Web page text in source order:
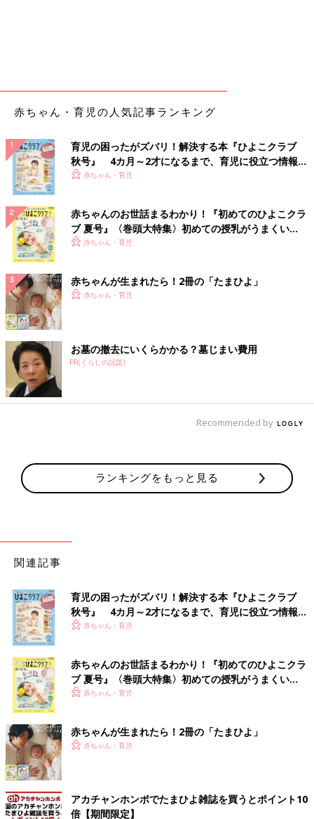
赤ちゃん・育児の人気記事ランキング
育児の困ったがズバリ！解決する本『ひよこクラブ
秋号』 4カ月～2才になるまで、育児に役立つ情報が
いっぱい！
赤ちゃん・育児
赤ちゃんのお世話まるわかり！『初めてのひよこクラ
ブ 夏号』〈巻頭大特集〉初めての授乳がうまくい
く！ おっぱい・ミルクの基本と夏のトラブル 解決テ
赤ちゃん・育児
赤ちゃんが生まれたら！2冊の「たまひよ」
赤ちゃん・育児
お墓の撤去にいくらかかる？墓じまい費用
PR(くらしの話題)
Recommended by
ランキングをもっと見る
関連記事
育児の困ったがズバリ！解決する本『ひよこクラブ
秋号』 4カ月～2才になるまで、育児に役立つ情報が
いっぱい！
赤ちゃん・育児
赤ちゃんのお世話まるわかり！『初めてのひよこクラ
ブ 夏号』〈巻頭大特集〉初めての授乳がうまくい
く！ おっぱい・ミルクの基本と夏のトラブル 解決テ
赤ちゃん・育児
赤ちゃんが生まれたら！2冊の「たまひよ」
赤ちゃん・育児
アカチャンホンポでたまひよ雑誌を買うとポイント10
倍【期間限定】